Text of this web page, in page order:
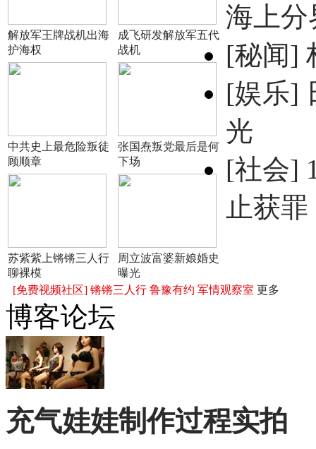
解放军王牌战机出海
护海权
成飞研发解放军五代
战机
中共史上最危险叛徒
顾顺章
张国焘叛党最后是何
下场
苏紫紫上锵锵三人行
聊裸模
周立波富婆新娘婚史
曝光
海上分
[秘闻]
[娱乐]
光
[社会]
止获罪
[免费视频社区] 锵锵三人行 鲁豫有约 军情观察室 更多
博客论坛
充气娃娃制作过程实拍